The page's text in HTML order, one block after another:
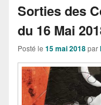
Sorties des
du 16 Mai
Posté le 15 mai 2018par